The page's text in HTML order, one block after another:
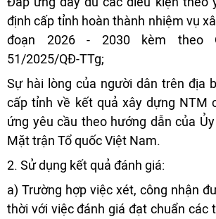
định cấp tỉnh hoàn thành nhiệm vụ
đoạn 2026 - 2030 kèm theo
51/2025/QĐ-TTg;
Sự hài lòng của người dân trên địa
cấp tỉnh về kết quả xây dựng NTM
ứng yêu cầu theo hướng dẫn của
Mặt trận Tổ quốc Việt Nam.
2. Sử dụng kết quả đánh giá:
a) Trường hợp việc xét, công nhận
thời với việc đánh giá đạt chuẩn các